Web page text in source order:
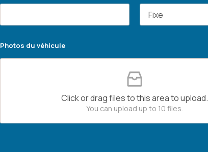
Photos du véhicule
Click or drag files to this area to upload.
You can upload up to 10 files.